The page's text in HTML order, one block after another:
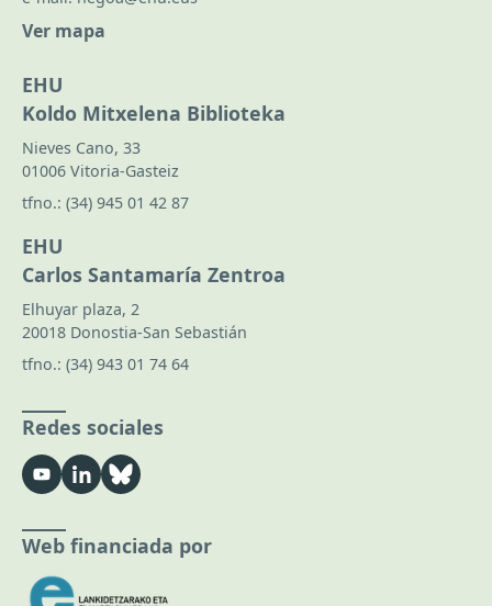
Ver mapa
EHU
Koldo Mitxelena Biblioteka
Nieves Cano, 33
01006 Vitoria-Gasteiz
tfno.: (34) 945 01 42 87
EHU
Carlos Santamaría Zentroa
Elhuyar plaza, 2
20018 Donostia-San Sebastián
tfno.: (34) 943 01 74 64
Redes sociales
Web financiada por